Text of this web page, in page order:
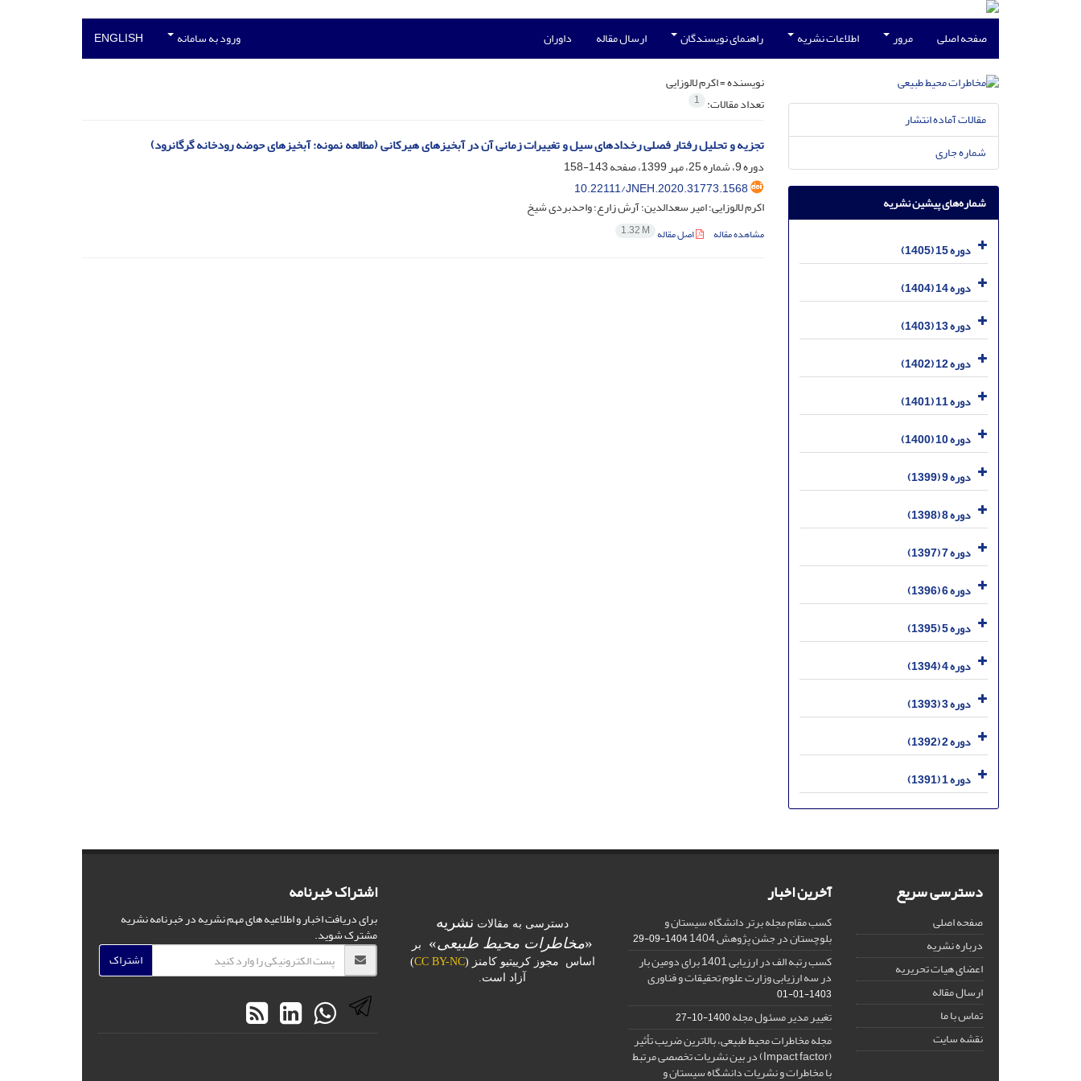
صفحه اصلی مرور اطلاعات نشریه راهنمای نویسندگان ارسال مقاله داوران ورود به سامانه ENGLISH
نویسنده =اکرم لالوزایی
تعداد مقالات: 1
تجزیه و تحلیل رفتار فصلی رخدادهای سیل و تغییرات زمانی آن در آبخیزهای هیرکانی (مطالعه نمونه: آبخیز‌های حوضه رودخانه گرگانرود)
دوره 9، شماره 25، مهر 1399، صفحه
143-158
10.22111/JNEH.2020.31773.1568
اکرم لالوزایی؛ امیر سعدالدین؛ آرش زارع؛ واحدبردی شیخ
مشاهده مقاله اصل مقاله 1.32 M
مقالات آماده انتشار
شماره جاری
شماره‌های پیشین نشریه
دوره 15 (1405)
دوره 14 (1404)
دوره 13 (1403)
دوره 12 (1402)
دوره 11 (1401)
دوره 10 (1400)
دوره 9 (1399)
دوره 8 (1398)
دوره 7 (1397)
دوره 6 (1396)
دوره 5 (1395)
دوره 4 (1394)
دوره 3 (1393)
دوره 2 (1392)
دوره 1 (1391)
دسترسی سریع
صفحه اصلی
درباره نشریه
اعضای هیات تحریریه
ارسال مقاله
تماس با ما
نقشه سایت
آخرین اخبار
کسب مقام مجله برتر دانشگاه سیستان و
بلوچستان در جشن پژوهش 1404 1404-09-29
کسب رتبه الف در ارزیابی 1401 برای دومین بار
در سه ارزیابی وزارت علوم تحقیقات و فناوری
1403-01-01
تغییر مدیر مسئول مجله1400-10-27
مجله مخاطرات محیط طبیعی، بالاترین ضریب تأثیر
(Impact factor) در بین نشریات تخصصی مرتبط
با مخاطرات و نشریات دانشگاه سیستان و
دسترسی به مقالات نشریه
«مخاطرات محیط طبیعی»
بر
اساس مجوز کرییتیو کامنز (CC BY-NC
)
آزاد است.
اشتراک خبرنامه
برای دریافت اخبار و اطلاعیه های مهم نشریه در خبرنامه نشریه
مشترک شوید.
اشتراک